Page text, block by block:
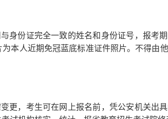
份证完全一致的姓名和身份证号，报考
本人近期免冠蓝底标准证件照片。不得由
，考生可在网上报名前，凭公安机关出